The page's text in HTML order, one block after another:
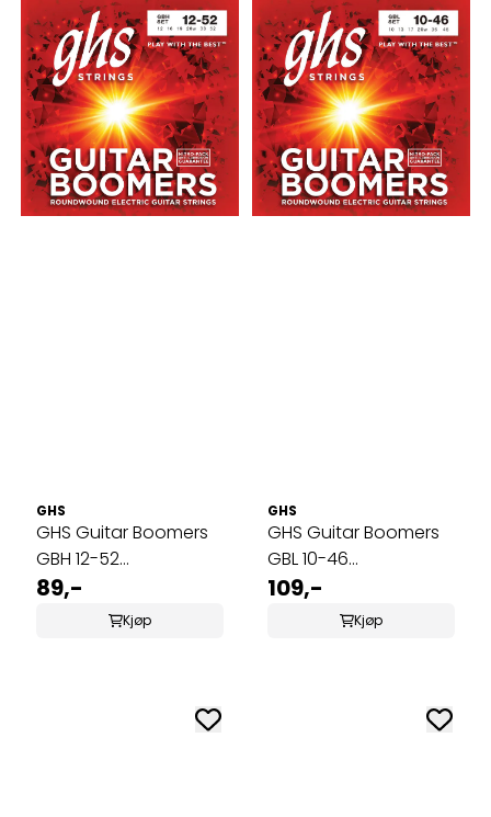
GHS
GHS Guitar Boomers
GBH 12-52
Elgitarstrenger
89,-
Kjøp
GHS
GHS Guitar Boomers
GBL 10-46
Elgitarstrenger
109,-
Kjøp